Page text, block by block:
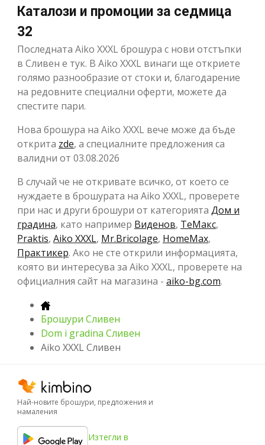
Каталози и промоции за седмица
32
Последната Aiko XXXL брошура с нови отстъпки
в Сливен е тук. В Aiko XXXL винаги ще откриете
голямо разнообразие от стоки и, благодарение
на редовните специални оферти, можете да
спестите пари.
Нова брошура на Aiko XXXL вече може да бъде
открита zde, а специалните предложения са
валидни от 03.08.2026
В случай че не откривате всичко, от което се
нуждаете в брошурата на Aiko XXXL, проверете
при нас и други брошури от категорията Дом и
градина, като например Виденов, ТеMакс,
Praktis, Aiko XXXL, Mr.Bricolage, HomeMax,
Практикер. Ако не сте открили информацията,
която ви интересува за Aiko XXXL, проверете на
официалния сайт на магазина - aiko-bg.com.
Брошури Сливен
Dom i gradina Сливен
Aiko XXXL Сливен
Най-новите брошури, предложения и
намаления
Изтегли в